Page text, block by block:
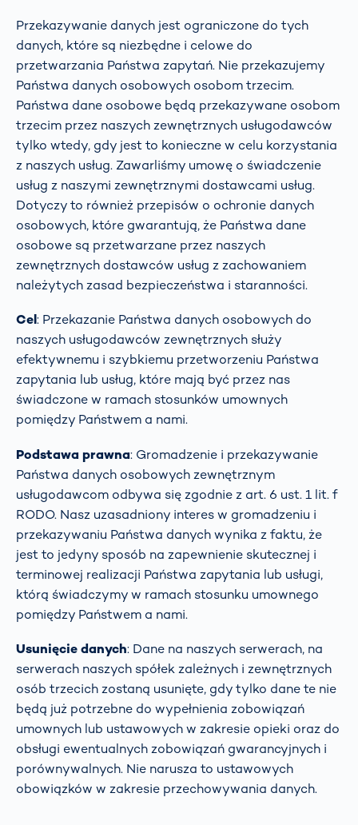
Przekazywanie danych jest ograniczone do tych
danych, które są niezbędne i celowe do
przetwarzania Państwa zapytań. Nie przekazujemy
Państwa danych osobowych osobom trzecim.
Państwa dane osobowe będą przekazywane osobom
trzecim przez naszych zewnętrznych usługodawców
tylko wtedy, gdy jest to konieczne w celu korzystania
z naszych usług. Zawarliśmy umowę o świadczenie
usług z naszymi zewnętrznymi dostawcami usług.
Dotyczy to również przepisów o ochronie danych
osobowych, które gwarantują, że Państwa dane
osobowe są przetwarzane przez naszych
zewnętrznych dostawców usług z zachowaniem
należytych zasad bezpieczeństwa i staranności.
Cel: Przekazanie Państwa danych osobowych do
naszych usługodawców zewnętrznych służy
efektywnemu i szybkiemu przetworzeniu Państwa
zapytania lub usług, które mają być przez nas
świadczone w ramach stosunków umownych
pomiędzy Państwem a nami.
Podstawa prawna: Gromadzenie i przekazywanie
Państwa danych osobowych zewnętrznym
usługodawcom odbywa się zgodnie z art. 6 ust. 1 lit. f
RODO. Nasz uzasadniony interes w gromadzeniu i
przekazywaniu Państwa danych wynika z faktu, że
jest to jedyny sposób na zapewnienie skutecznej i
terminowej realizacji Państwa zapytania lub usługi,
którą świadczymy w ramach stosunku umownego
pomiędzy Państwem a nami.
Usunięcie danych: Dane na naszych serwerach, na
serwerach naszych spółek zależnych i zewnętrznych
osób trzecich zostaną usunięte, gdy tylko dane te nie
będą już potrzebne do wypełnienia zobowiązań
umownych lub ustawowych w zakresie opieki oraz do
obsługi ewentualnych zobowiązań gwarancyjnych i
porównywalnych. Nie narusza to ustawowych
obowiązków w zakresie przechowywania danych.